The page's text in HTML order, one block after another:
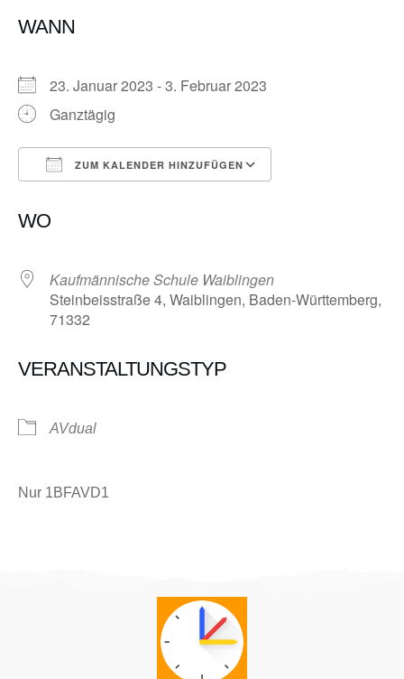
WANN
23. Januar 2023 - 3. Februar 2023
Ganztägig
ZUM KALENDER HINZUFÜGEN
WO
Kaufmännische Schule Waiblingen
Steinbeisstraße 4, Waiblingen, Baden-Württemberg,
71332
VERANSTALTUNGSTYP
AVdual
Nur 1BFAVD1